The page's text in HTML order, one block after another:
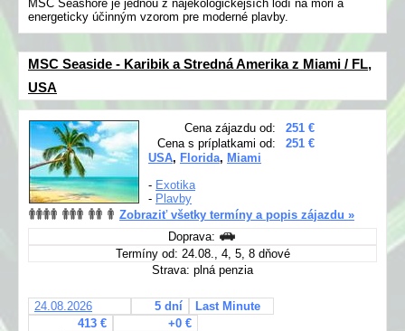
MSC Seashore je jednou z najekologickejších lodí na mori a
energeticky účinným vzorom pre moderné plavby.
MSC Seaside - Karibik a Stredná Amerika z Miami / FL,
USA
Cena zájazdu od:
251 €
Cena s príplatkami od:
251 €
USA, Florida, Miami
- Exotika
- Plavby
Zobraziť všetky termíny a popis zájazdu »
Doprava:
Termíny od: 24.08., 4, 5, 8 dňové
Strava: plná penzia
24.08.2026 5 dní
Last Minute
413 €
+0 €